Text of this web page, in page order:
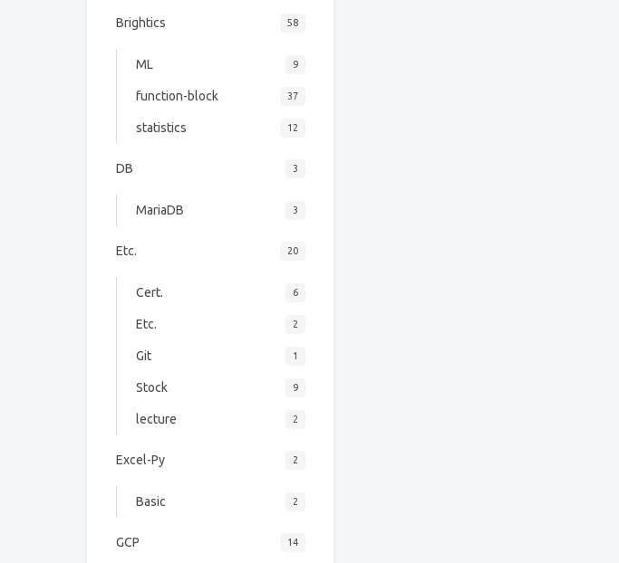
Brightics 58
ML 9
function-block 37
statistics 12
DB 3
MariaDB 3
Etc. 20
Cert. 6
Etc. 2
Git 1
Stock 9
lecture 2
Excel-Py 2
Basic 2
GCP 14